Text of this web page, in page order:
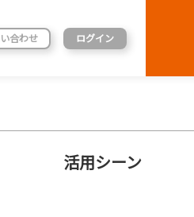
合わせ ログイン
活用シーン